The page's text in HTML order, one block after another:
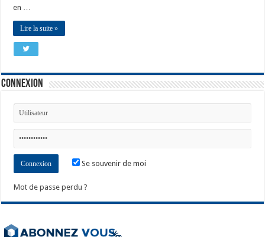
en …
Lire la suite »
Connexion
Se souvenir de moi
Mot de passe perdu ?